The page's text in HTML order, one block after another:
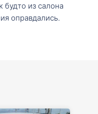
из салона
оправдались.